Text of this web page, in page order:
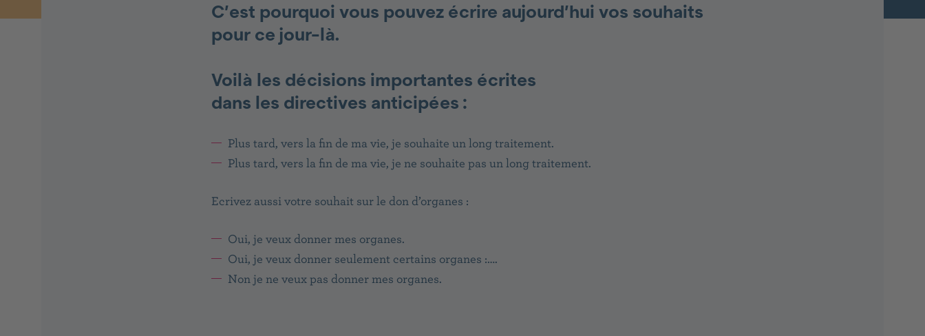
C’est pourquoi vous pouvez écrire aujourd’hui vos souhaits
pour ce jour-là.
Voilà les décisions importantes écrites
dans les directives anticipées :
Plus tard, vers la fin de ma vie, je souhaite un long traitement.
Plus tard, vers la fin de ma vie, je ne souhaite pas un long traitement.
Ecrivez aussi votre souhait sur le don d’organes :
Oui, je veux donner mes organes.
Oui, je veux donner seulement certains organes :….
Non je ne veux pas donner mes organes.